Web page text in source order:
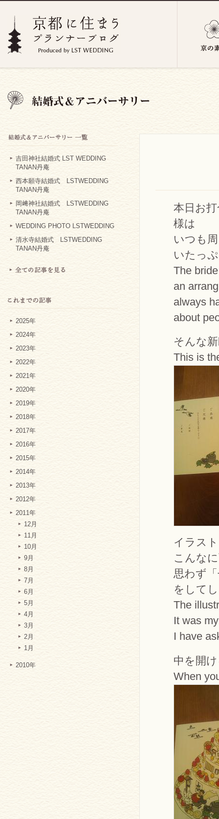
吉田神社結婚式 LST WEDDING
TANAN丹庵
西本願寺結婚式 LSTWEDDING
TANAN丹庵
岡﨑神社結婚式 LSTWEDDING
TANAN丹庵
WEDDING PHOTO LSTWEDDING
清水寺結婚式 LSTWEDDING
TANAN丹庵
2025年
2024年
2023年
2022年
2021年
2020年
2019年
2018年
2017年
2016年
2015年
2014年
2013年
2012年
2011年
12月
11月
10月
9月
8月
7月
6月
5月
4月
3月
2月
1月
2010年
本日お
様は
いつも
いたっ
The
an
always
about
そんな
This is
イラス
こんな
思わず
をして
The
It was
I have
中を開
When